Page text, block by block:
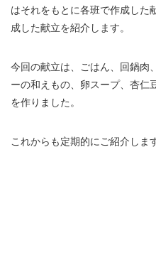
はそれをもとに各班で作成した
成した献立を紹介します。
今回の献立は、ごはん、回鍋肉
ーの和えもの、卵スープ、杏仁
を作りました。
これからも定期的にご紹介しま